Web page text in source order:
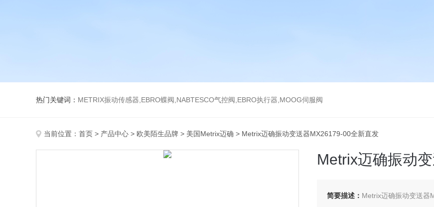
热门关键词： METRIX振动传感器,EBRO蝶阀,NABTESCO气控阀,EBRO执行器,MOOG伺服阀
当前位置： 首页 > 产品中心 > 欧美陌生品牌 > 美国Metrix迈确 > Metrix迈确振动变送器MX26179-00全新直发
Metrix迈确振动
简要描述： Metrix迈确振动变送器